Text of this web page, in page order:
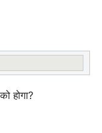
होगा?